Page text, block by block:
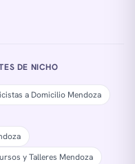
DE NICHO
a Domicilio Mendoza
y Talleres Mendoza